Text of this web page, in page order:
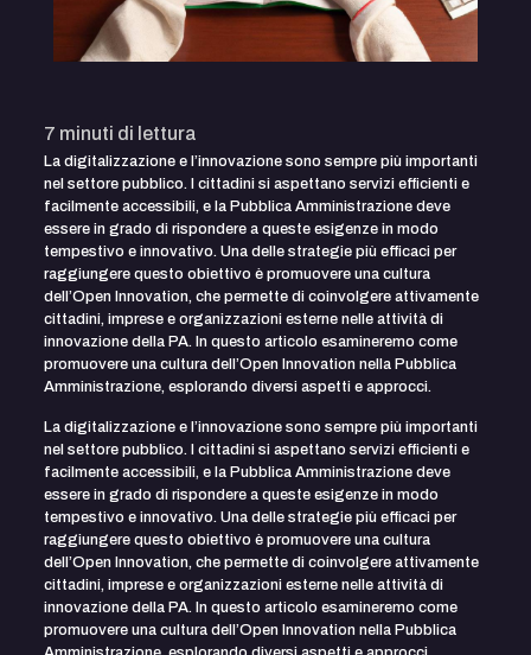
7 minuti di lettura
La digitalizzazione e l’innovazione sono sempre più importanti
nel settore pubblico. I cittadini si aspettano servizi efficienti e
facilmente accessibili, e la Pubblica Amministrazione deve
essere in grado di rispondere a queste esigenze in modo
tempestivo e innovativo. Una delle strategie più efficaci per
raggiungere questo obiettivo è promuovere una cultura
dell’Open Innovation, che permette di coinvolgere attivamente
cittadini, imprese e organizzazioni esterne nelle attività di
innovazione della PA. In questo articolo esamineremo come
promuovere una cultura dell’Open Innovation nella Pubblica
Amministrazione, esplorando diversi aspetti e approcci.
La digitalizzazione e l’innovazione sono sempre più importanti
nel settore pubblico. I cittadini si aspettano servizi efficienti e
facilmente accessibili, e la Pubblica Amministrazione deve
essere in grado di rispondere a queste esigenze in modo
tempestivo e innovativo. Una delle strategie più efficaci per
raggiungere questo obiettivo è promuovere una cultura
dell’Open Innovation, che permette di coinvolgere attivamente
cittadini, imprese e organizzazioni esterne nelle attività di
innovazione della PA. In questo articolo esamineremo come
promuovere una cultura dell’Open Innovation nella Pubblica